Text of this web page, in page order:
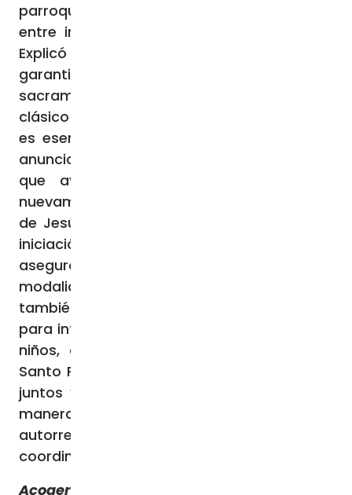
parroquias, en particular en la relación
entre iniciación cristiana y evangelización.
Explicó que no se trata solamente de
garantizar la administración de los
sacramentos —como propone el modelo
clásico de la pastoral ordinaria—, sino que
es esencial volver a poner en el centro el
anuncio, “para buscar caminos y modos
que ayuden a las personas a entrar
nuevamente en contacto con la promesa
de Jesús”. De este modo, subrayó que la
iniciación cristiana debe ser revisada y
aseguró que “es preciso experimentar otras
modalidades de transmisión de la fe,
también fuera de los caminos clásicos,
para intentar implicar de modo nuevo a los
niños, a los jóvenes y a las familias”. El
Santo Padre también les aconsejó trabajar
juntos y en comunión, evitando actuar de
manera solitaria y la tentación de la
autorreferencialidad, así como una mayor
coordinación entre parroquias limítrofes.
Acoger y comprender a los jóvenes